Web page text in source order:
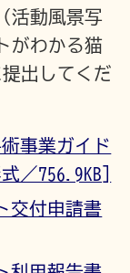
活動風景写
がわかる猫
出してくだ
事業ガイド
／756.9KB]
交付申請書